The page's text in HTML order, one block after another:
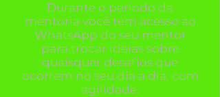
Durante o período da
mentoria você tem acesso ao
WhatsApp do seu mentor
para trocar ideias sobre
quaisquer desafios que
ocorrem no seu dia a dia, com
agilidade.